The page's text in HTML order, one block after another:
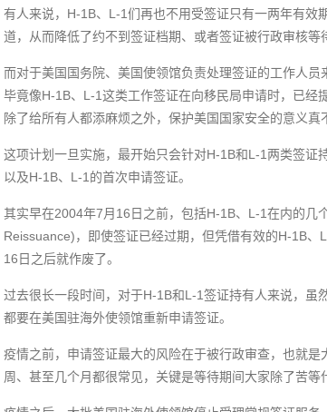
有人来说，H-1B、L-1们再也不用受签证只有一两年有效
道，从而降低了约不到签证档期、或者签证被行政审核等
而对于美国国务院、美国使领馆负责处理签证的工作人
毕竟像H-1B、L-1这类工作签证在向移民局申请时，已经
除了给所有人都添麻烦之外，保护美国国家安全的意义真
这项计划一旦实施，最开始只会针对H-1B和L-1两类签证
以及H-1B、L-1的首次申请签证。
其实早在2004年7月16日之前，包括H-1B、L-1在内的几
Reissuance)，即使签证已经过期，但凭借有效的H-1B
16日之后就作废了。
过去很长一段时间，对于H-1B和L-1签证持有人来说，
都要在美国驻海外使领馆重新申请签证。
疫情之前，申请签证最大的风险在于被行政审查，也就
周、甚至几个月都很常见，关键是等待期间大家除了苦等